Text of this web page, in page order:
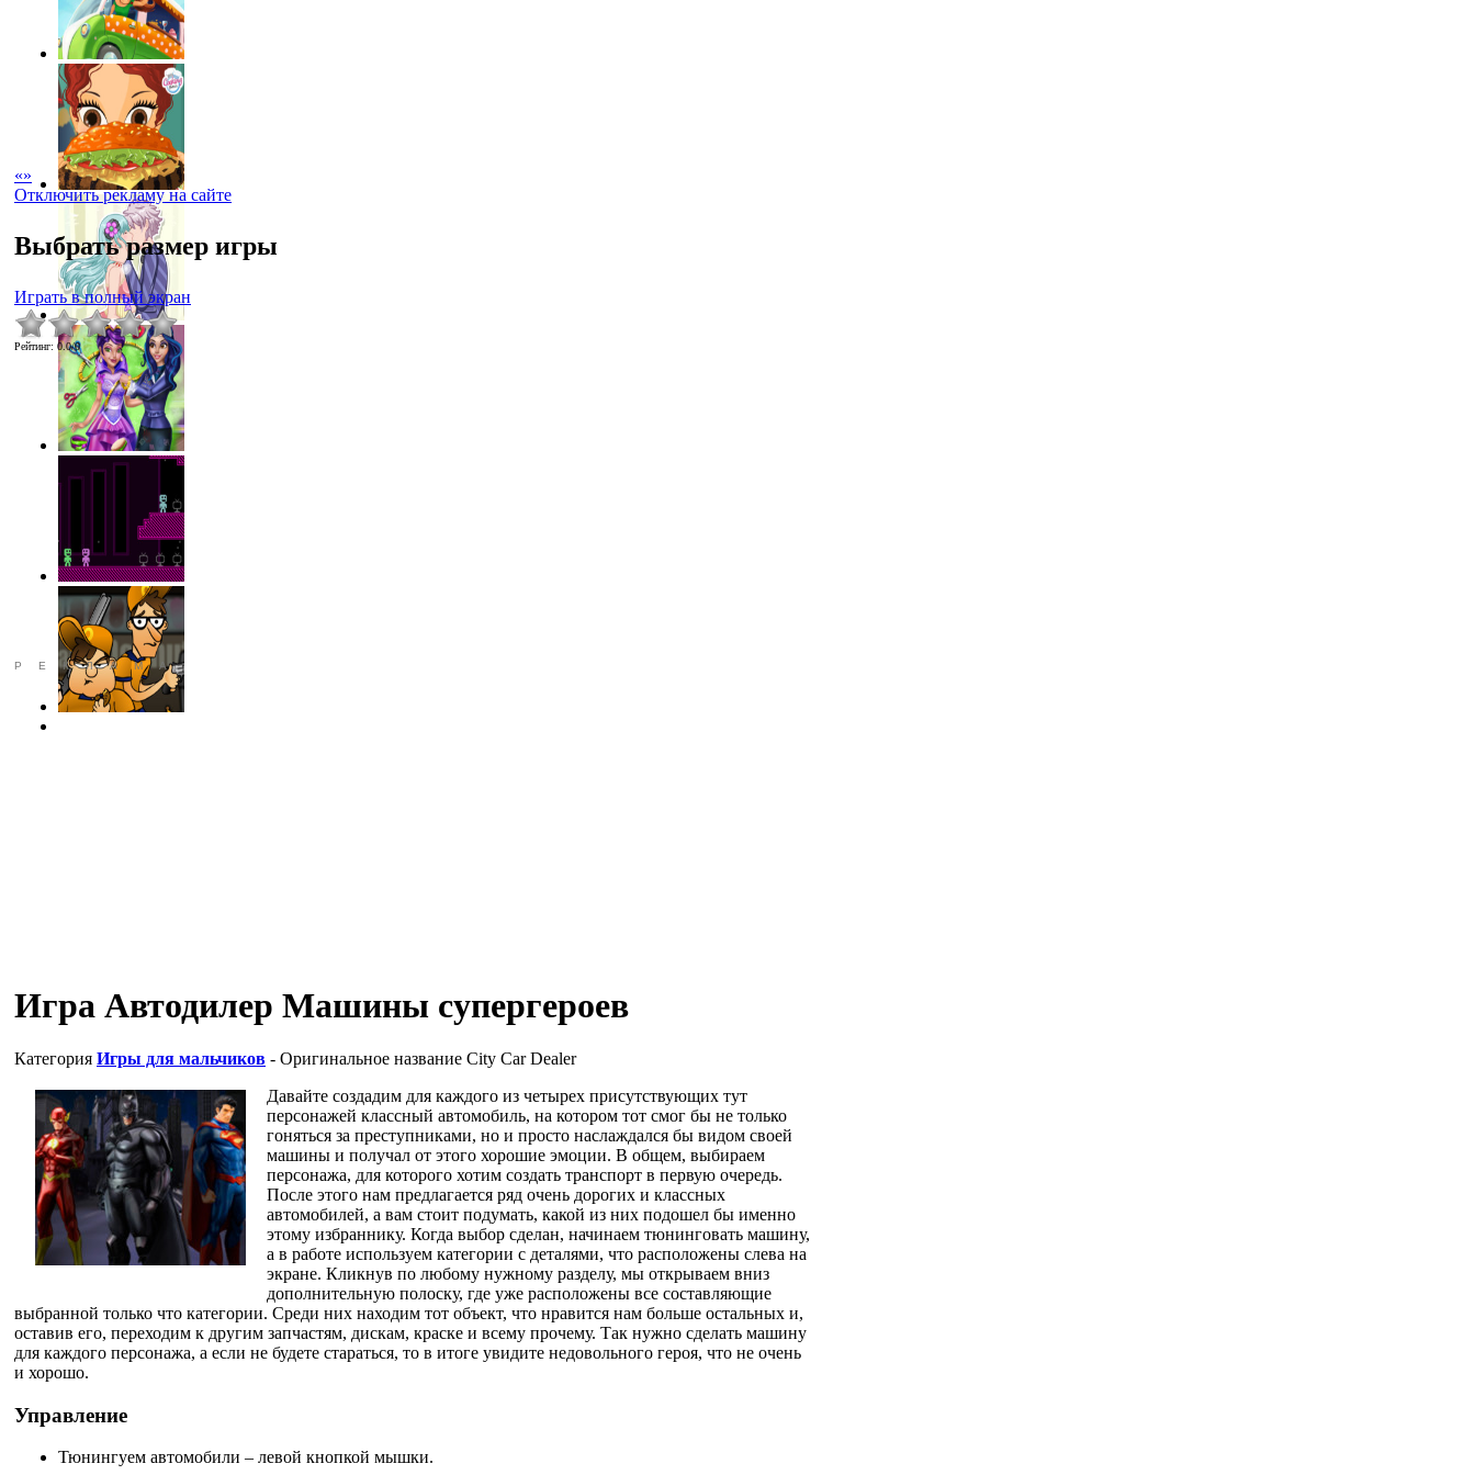
«»
Отключить рекламу на сайте
Выбрать размер игры
Играть в полный экран
Рейтинг: 0.0/0
РЕКЛАМА
Игра Автодилер Машины супергероев
Категория Игры для мальчиков - Оригинальное название City Car Dealer
Давайте создадим для каждого из четырех присутствующих тут
персонажей классный автомобиль, на котором тот смог бы не только
гоняться за преступниками, но и просто наслаждался бы видом своей
машины и получал от этого хорошие эмоции. В общем, выбираем
персонажа, для которого хотим создать транспорт в первую очередь.
После этого нам предлагается ряд очень дорогих и классных
автомобилей, а вам стоит подумать, какой из них подошел бы именно
этому избраннику. Когда выбор сделан, начинаем тюнинговать машину,
а в работе используем категории с деталями, что расположены слева на
экране. Кликнув по любому нужному разделу, мы открываем вниз
дополнительную полоску, где уже расположены все составляющие
выбранной только что категории. Среди них находим тот объект, что нравится нам больше остальных и,
оставив его, переходим к другим запчастям, дискам, краске и всему прочему. Так нужно сделать машину
для каждого персонажа, а если не будете стараться, то в итоге увидите недовольного героя, что не очень
и хорошо.
Управление
Тюнингуем автомобили – левой кнопкой мышки.